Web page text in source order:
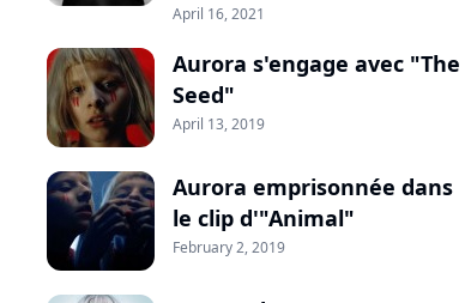
April 16, 2021
Aurora s'engage avec "The
Seed"
April 13, 2019
Aurora emprisonnée dans
le clip d'"Animal"
February 2, 2019